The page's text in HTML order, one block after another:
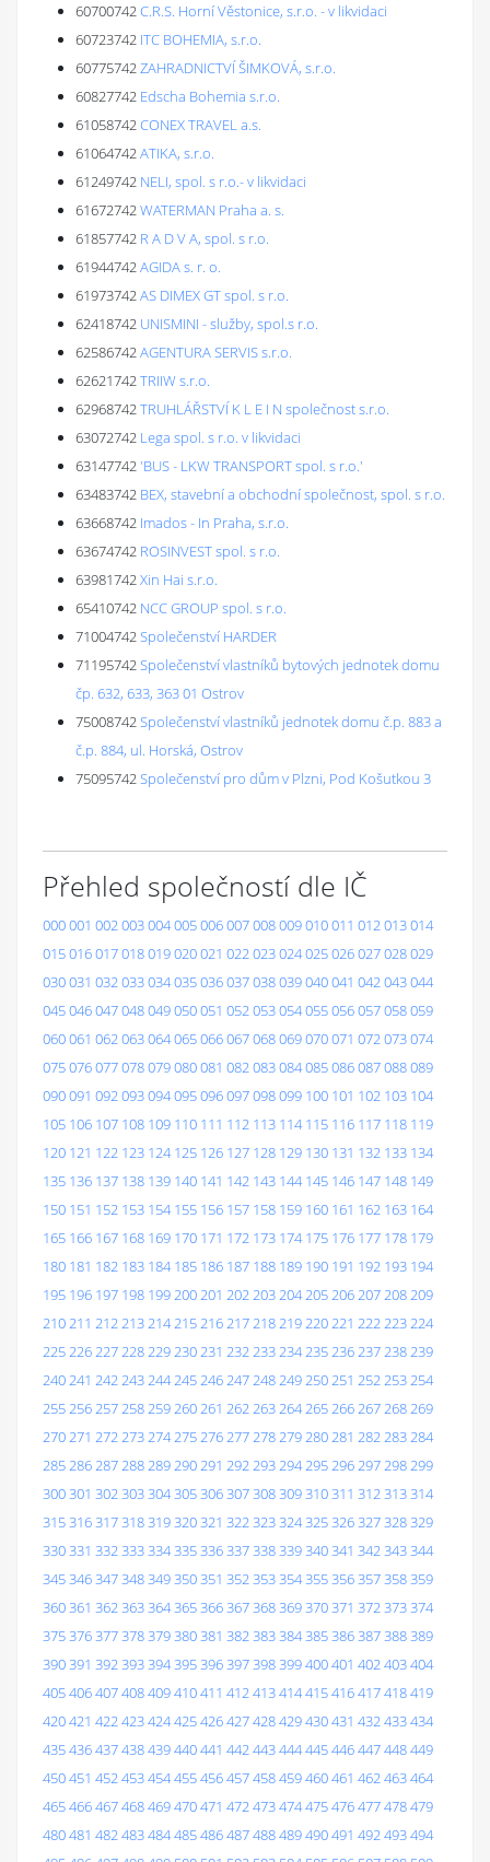
60700742C.R.S. Horní Věstonice, s.r.o. - v likvidaci
60723742 ITC BOHEMIA, s.r.o.
60775742ZAHRADNICTVÍ ŠIMKOVÁ, s.r.o.
60827742 Edscha Bohemia s.r.o.
61058742CONEX TRAVEL a.s.
61064742ATIKA, s.r.o.
61249742 NELI, spol. s r.o.- v likvidaci
61672742WATERMAN Praha a. s.
61857742 R A D V A, spol. s r.o.
61944742AGIDA s. r. o.
61973742AS DIMEX GT spol. s r.o.
62418742 UNISMINI - služby, spol.s r.o.
62586742AGENTURA SERVIS s.r.o.
62621742TRIIW s.r.o.
62968742TRUHLÁŘSTVÍ K L E I N společnost s.r.o.
63072742 Lega spol. s r.o. v likvidaci
63147742'BUS - LKW TRANSPORT spol. s r.o.'
63483742 BEX, stavební a obchodní společnost, spol. s r.o.
63668742 Imados - In Praha, s.r.o.
63674742 ROSINVEST spol. s r.o.
63981742Xin Hai s.r.o.
65410742 NCC GROUP spol. s r.o.
71004742Společenství HARDER
71195742Společenství vlastníků bytových jednotek domu
čp. 632, 633, 363 01 Ostrov
75008742Společenství vlastníků jednotek domu č.p. 883 a
č.p. 884, ul. Horská, Ostrov
75095742Společenství pro dům v Plzni, Pod Košutkou 3
Přehled společností dle IČ
000001 002003004005006007008009010011 012013014
015016017018019020021 022023024025026027028029
030031 032033034035036037038039040041 042043044
045046047048049050051 052053054055056057058059
060061 062063064065066067068069070071 072073074
075076077078079080081 082083084085086087088089
090091 092093094095096097098099 100 101 102 103 104
105 106 107 108 109 110 111 112 113 114 115 116 117 118 119
120 121 122 123 124 125 126 127 128 129 130 131 132 133 134
135 136 137 138 139 140 141 142 143 144 145 146 147 148 149
150 151 152 153 154 155 156 157 158 159 160 161 162 163 164
165 166 167 168 169 170 171 172 173 174 175 176 177 178 179
180 181 182 183 184 185 186 187 188 189 190 191 192 193 194
195 196 197 198 199200201 202203204205206207208209
210211 212213214215216217218219220221 222223224
225226227228229230231 232233234235236237238239
240241 242243244245246247248249250251 252253254
255256257258259260261 262263264265266267268269
270271 272273274275276277278279280281 282283284
285286287288289290291 292293294295296297298299
300301 302303304305306307308309310311 312313314
315316317318319320321 322323324325326327328329
330331 332333334335336337338339340341 342343344
345346347348349350351 352353354355356357358359
360361 362363364365366367368369370371 372373374
375376377378379380381 382383384385386387388389
390391 392393394395396397398399400401 402403404
405406407408409410411 412413414415416417418419
420421 422423424425426427428429430431 432433434
435436437438439440441 442443444445446447448449
450451 452453454455456457458459460461 462463464
465466467468469470471 472473474475476477478479
480481 482483484485486487488489490491 492493494